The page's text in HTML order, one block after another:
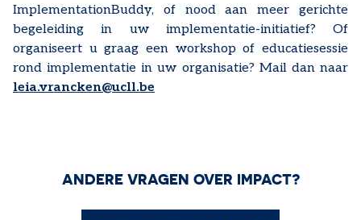
ImplementationBuddy, of nood aan meer gerichte
begeleiding in uw implementatie-initiatief? Of
organiseert u graag een workshop of educatiesessie
rond implementatie in uw organisatie? Mail dan naar
leia.vrancken@ucll.be
ANDERE VRAGEN OVER IMPACT?